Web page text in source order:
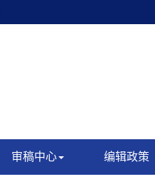
审稿中心 编辑政策